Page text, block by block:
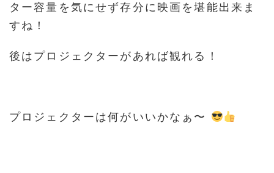
ター容量を気にせず存分に映画を堪能出来ま
すね！
後はプロジェクターがあれば観れる！
プロジェクターは何がいいかなぁ〜